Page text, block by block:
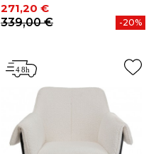
Prix
271,20 €
Prix de base
339,00 €
-20%